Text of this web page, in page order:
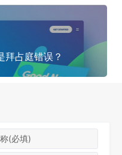
拜占庭错误？